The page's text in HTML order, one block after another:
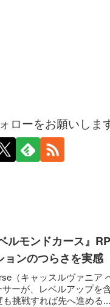
ローをお願いしま
ルモンドカース』
ンのつらさを実感
（キャッスルヴァニア
ーが、レベルアップを
挑戦すれば先へ進める...